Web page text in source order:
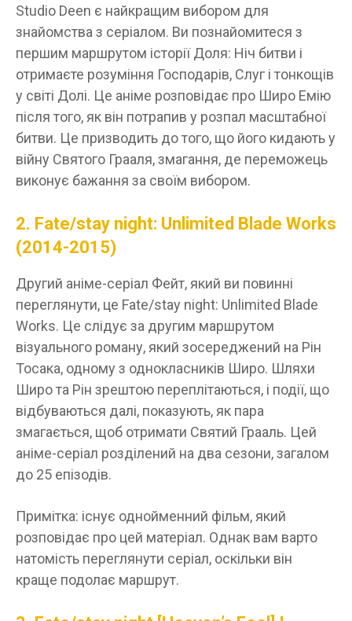
Studio Deen є найкращим вибором для
знайомства з серіалом. Ви познайомитеся з
першим маршрутом історії Доля: Ніч битви і
отримаєте розуміння Господарів, Слуг і тонкощів
у світі Долі. Це аніме розповідає про Широ Емію
після того, як він потрапив у розпал масштабної
битви. Це призводить до того, що його кидають у
війну Святого Грааля, змагання, де переможець
виконує бажання за своїм вибором.
2. Fate/stay night: Unlimited Blade Works
(2014-2015)
Другий аніме-серіал Фейт, який ви повинні
переглянути, це Fate/stay night: Unlimited Blade
Works. Це слідує за другим маршрутом
візуального роману, який зосереджений на Рін
Тосака, одному з однокласників Широ. Шляхи
Широ та Рін зрештою переплітаються, і події, що
відбуваються далі, показують, як пара
змагається, щоб отримати Святий Грааль. Цей
аніме-серіал розділений на два сезони, загалом
до 25 епізодів.
Примітка: існує однойменний фільм, який
розповідає про цей матеріал. Однак вам варто
натомість переглянути серіал, оскільки він
краще подолає маршрут.